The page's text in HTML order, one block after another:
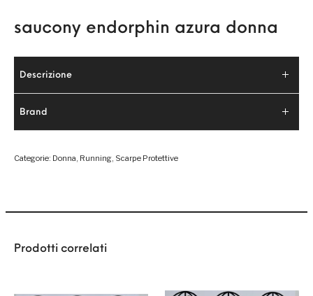
saucony endorphin azura donna
Descrizione
Brand
Categorie: Donna Running Scarpe Protettive
Prodotti correlati